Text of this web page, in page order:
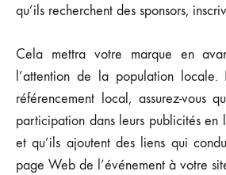
qu’ils recherchent des sponsors,
Cela mettra votre marque en
l’attention de la population locale.
référencement local, assurez-vous
participation dans leurs publicités en
et qu’ils ajoutent des liens qui
page Web de l’événement à votre